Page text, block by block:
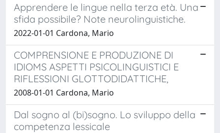
Apprendere le lingue nella terza età. Una
sfida possibile? Note neurolinguistiche.
2022-01-01 Cardona, Mario
COMPRENSIONE E PRODUZIONE DI
IDIOMS ASPETTI PSICOLINGUISTICI E
RIFLESSIONI GLOTTODIDATTICHE,
2008-01-01 Cardona, Mario
Dal sogno al (bi)sogno. Lo sviluppo della
competenza lessicale